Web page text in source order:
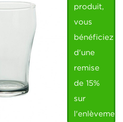
produit,
vous
bénéficiez
d'une
remise
de 15%
sur